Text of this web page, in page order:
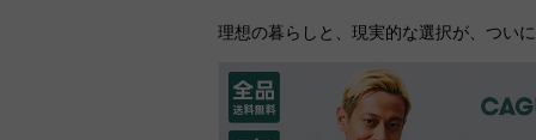
理想の暮らしと、現実的な選択が、つい